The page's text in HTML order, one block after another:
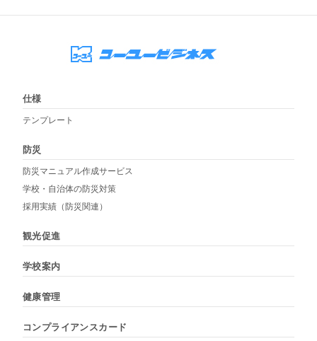
仕様
テンプレート
防災
防災マニュアル作成サービス
学校・自治体の防災対策
採用実績（防災関連）
観光促進
学校案内
健康管理
コンプライアンスカード